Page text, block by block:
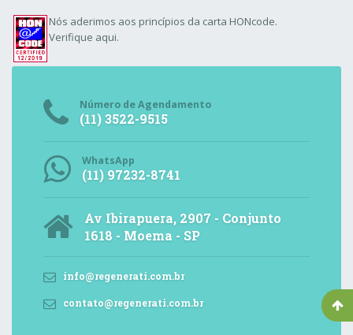
Nós aderimos aos princípios da carta HONcode.
Verifique aqui.
Número de Agendamento
(11) 3522-9515
WhatsApp
(11) 97232-8741
Av Ibirapuera, 2907 - Conjunto
1618 - Moema - SP
info@regenerati.com.br
contato@regenerati.com.br